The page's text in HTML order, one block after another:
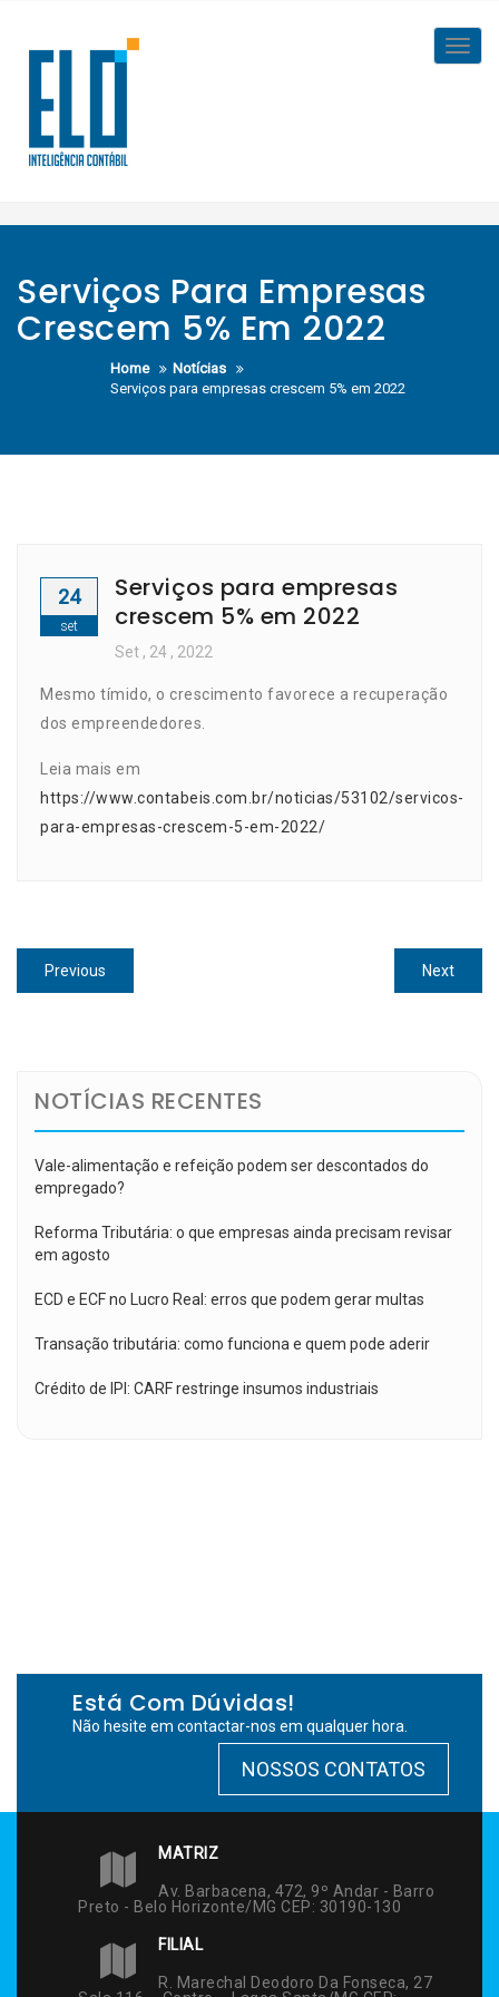
content
Serviços Para Empresas
Crescem 5% Em 2022
Home
Notícias
Serviços para empresas crescem 5% em 2022
24
set
Serviços para empresas
crescem 5% em 2022
Set , 24 , 2022
Mesmo tímido, o crescimento favorece a recuperação
dos empreendedores.
Leia mais em
https://www.contabeis.com.br/noticias/53102/servicos-
para-empresas-crescem-5-em-2022/
Navegação
de
Previous
post:
NextNext
post:
NOTÍCIAS RECENTES
Vale-alimentação e refeição podem ser descontados do
empregado?
Reforma Tributária: o que empresas ainda precisam revisar
em agosto
ECD e ECF no Lucro Real: erros que podem gerar multas
Transação tributária: como funciona e quem pode aderir
Crédito de IPI: CARF restringe insumos industriais
Está Com Dúvidas!
Não hesite em contactar-nos em qualquer hora.
NOSSOS CONTATOS
MATRIZ
Av. Barbacena, 472, 9º Andar - Barro
Preto - Belo Horizonte/MG CEP: 30190-130
FILIAL
R. Marechal Deodoro Da Fonseca, 27